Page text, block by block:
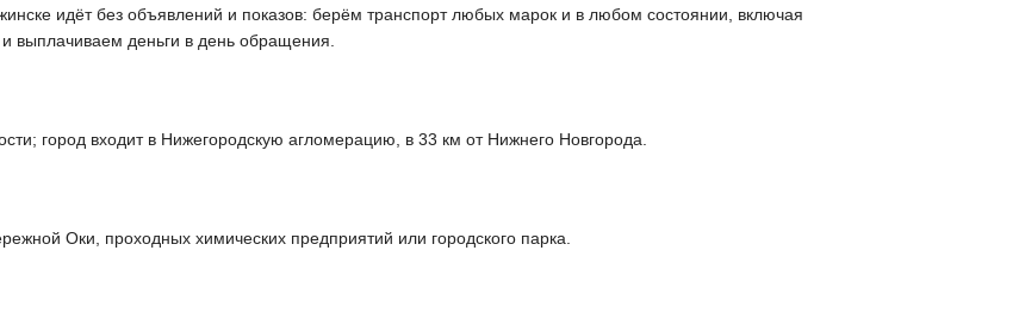
идёт без объявлений и показов: берём транспорт любых марок и в любом состоянии, включая
выплачиваем деньги в день обращения.
город входит в Нижегородскую агломерацию, в 33 км от Нижнего Новгорода.
Оки, проходных химических предприятий или городского парка.